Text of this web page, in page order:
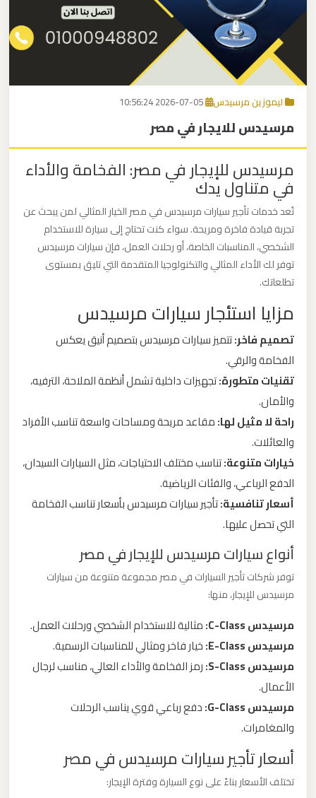
اتصل بنا
EN
ليموزين مرسيدس
مرسيدس للايجار في مصر
مرسيدس للإيجار في مصر: الفخامة والأداء
في متناول يدك
تُعد خدمات تأجير سيارات مرسيدس في مصر الخيار المثالي لمن يبحث عن
تجربة قيادة فاخرة ومريحة. سواء كنت تحتاج إلى سيارة للاستخدام
الشخصي، المناسبات الخاصة، أو رحلات العمل، فإن سيارات مرسيدس
توفر لك الأداء المثالي والتكنولوجيا المتقدمة التي تليق بمستوى
تطلعاتك.
مزايا استئجار سيارات مرسيدس
تصميم فاخر:تتميز سيارات مرسيدس بتصميم أنيق يعكس
الفخامة والرقي.
تقنيات متطورة:تجهيزات داخلية تشمل أنظمة الملاحة، الترفيه،
والأمان.
راحة لا مثيل لها:مقاعد مريحة ومساحات واسعة تناسب الأفراد
والعائلات.
خيارات متنوعة:تناسب مختلف الاحتياجات، مثل السيارات السيدان،
الدفع الرباعي، والفئات الرياضية.
أسعار تنافسية:تأجير سيارات مرسيدس بأسعار تناسب الفخامة
التي تحصل عليها.
أنواع سيارات مرسيدس للإيجار في مصر
توفر شركات تأجير السيارات في مصر مجموعة متنوعة من سيارات
مرسيدس للإيجار، منها:
مرسيدس C-Class:
مثالية للاستخدام الشخصي ورحلات العمل.
مرسيدس E-Class:
خيار فاخر ومثالي للمناسبات الرسمية.
مرسيدس S-Class:
رمز الفخامة والأداء العالي، مناسب لرجال
الأعمال.
مرسيدس G-Class:
دفع رباعي قوي يناسب الرحلات
والمغامرات.
أسعار تأجير سيارات مرسيدس في مصر
تختلف الأسعار بناءً على نوع السيارة وفترة الإيجار:
برج
العرب
القاهرة
مكاتب
ليموزين
الاسكندرية
القاهرة
ليموزين
ليموزين
نويبع
ليموزين
مطار
العرب
الساحل
الشمالي
ليموزين
مطار
العرب
القاهرة
ليموزين
مطار
العرب
ليموزين